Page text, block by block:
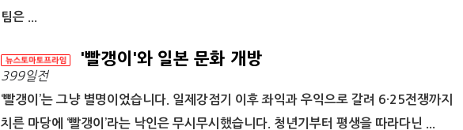
팀은 ...
'빨갱이'와 일본 문화 개방
399일전
‘빨갱이’는 그냥 별명이었습니다. 일제강점기 이후 좌익과 우익으로 갈려 6·25전쟁까지
치른 마당에 ‘빨갱이’라는 낙인은 무시무시했습니다. 청년기부터 평생을 따라다닌 ...